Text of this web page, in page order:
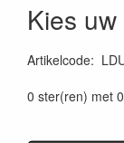
Kies
Artikelcode:
0 ster(ren) met